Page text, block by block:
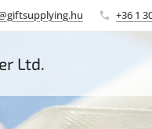
+36 1
Ltd.